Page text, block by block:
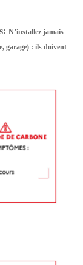
: N’installez jamais
garage) : ils doivent